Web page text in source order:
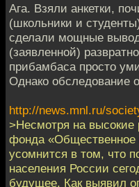
Ага. Взяли анкетки,
(школьники и
сделали мощные
(заявленной)
прибамбаса просто
Однако обследование
http://news.mnl.ru/
>Несмотря на высокие
фонда «Общественное
усомнится в том, что
населения России
будущее. Как выявил